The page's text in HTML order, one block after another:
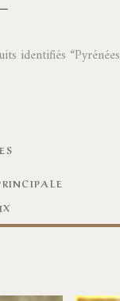
identifiés “Pyrénées